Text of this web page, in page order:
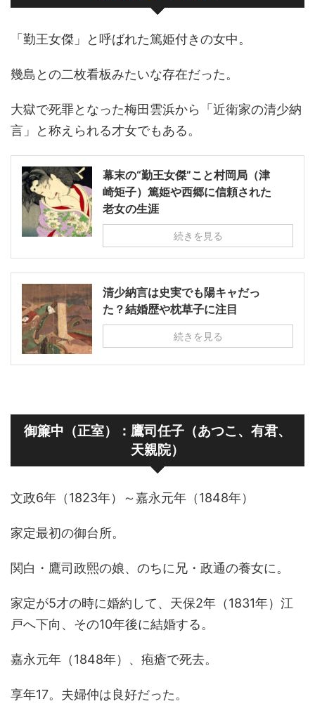
「勤王女傑」と呼ばれた篤姫付きの女中。
幾島との二枚看板みたいな存在だった。
大獄で死罪となった梅田雲浜から「近衛家の清少納
言」と称えられる才女でもある。
幕末の“勤王女傑”こと村岡局（津
崎矩子）篤姫や西郷に信頼された
老女の生涯
続きを見る
清少納言は史実でも陽キャだっ
た？結婚歴や枕草子に注目
続きを見る
御簾中（正室）：鷹司任子（あつこ、有君、
天親院）
文政6年（1823年）～嘉永元年（1848年）
家定最初の御台所。
関白・鷹司政熙の娘、のちに兄・政通の養女に。
家定が5才の時に婚約して、天保2年（1831年）江
戸へ下向、その10年後に結婚する。
嘉永元年（1848年）、疱瘡で死去。
享年17。夫婦仲は良好だった。